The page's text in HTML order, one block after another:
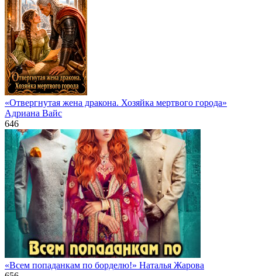
«Отвергнутая жена дракона. Хозяйка мертвого города»
Адриана Вайс
646
«Всем попаданкам по борделю!» Наталья Жарова